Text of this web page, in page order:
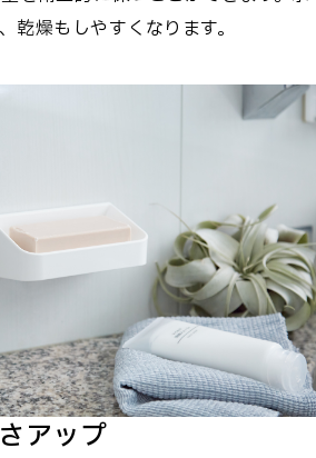
乾燥もしやすくなります。
アップ